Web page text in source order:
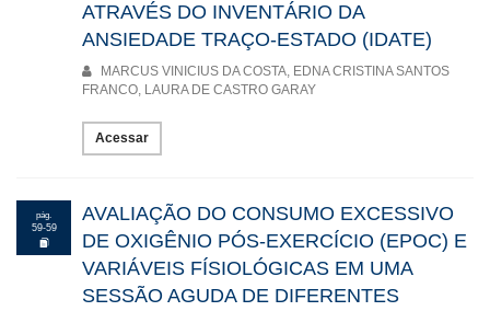
ATRAVÉS DO INVENTÁRIO DA
ANSIEDADE TRAÇO-ESTADO (IDATE)
MARCUS VINICIUS DA COSTA, EDNA CRISTINA SANTOS
FRANCO, LAURA DE CASTRO GARAY
Acessar
pág.
59-59
AVALIAÇÃO DO CONSUMO EXCESSIVO
DE OXIGÊNIO PÓS-EXERCÍCIO (EPOC) E
VARIÁVEIS FÍSIOLÓGICAS EM UMA
SESSÃO AGUDA DE DIFERENTES